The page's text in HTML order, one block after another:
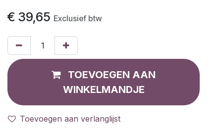
€ 39,65 Exclusief btw
TOEVOEGEN AAN
WINKELMANDJE
Toevoegen aan verlanglijst